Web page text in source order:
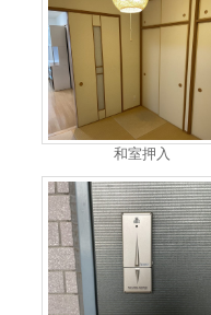
和室押入